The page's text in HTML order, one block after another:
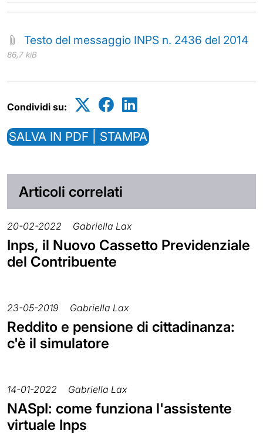
Testo del messaggio INPS n. 2436 del 2014
86,7 kiB
Condividi su:
SALVA IN PDF | STAMPA
Articoli correlati
20-02-2022 Gabriella Lax
Inps, il Nuovo Cassetto Previdenziale
del Contribuente
23-05-2019 Gabriella Lax
Reddito e pensione di cittadinanza:
c'è il simulatore
14-01-2022 Gabriella Lax
NASpI: come funziona l'assistente
virtuale Inps